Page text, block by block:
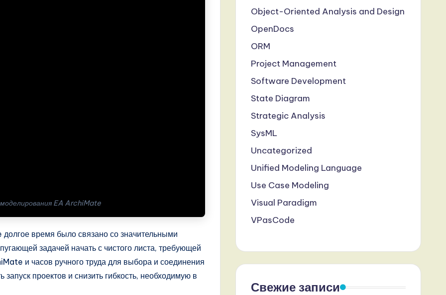
EA ArchiMate
время было связано со значительными
задачей начать с чистого листа, требующей
и часов ручного труда для выбора и соединения
проектов и снизить гибкость, необходимую в
Object-Oriented Analysis and Design
OpenDocs
ORM
Project Management
Software Development
State Diagram
Strategic Analysis
SysML
Uncategorized
Unified Modeling Language
Use Case Modeling
Visual Paradigm
VPasCode
Свежие записи